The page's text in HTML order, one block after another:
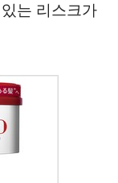
는 리스크가